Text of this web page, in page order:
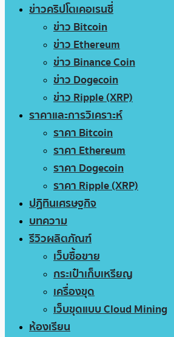
ข่าวคริปโตเคอเรนซี่
ข่าว Bitcoin
ข่าว Ethereum
ข่าว Binance Coin
ข่าว Dogecoin
ข่าว Ripple (XRP)
ราคาและการวิเคราะห์
ราคา Bitcoin
ราคา Ethereum
ราคา Dogecoin
ราคา Ripple (XRP)
ปฏิทินเศรษฐกิจ
บทความ
รีวิวผลิตภัณฑ์
เว็บซื้อขาย
กระเป๋าเก็บเหรียญ
เครื่องขุด
เว็บขุดแบบ Cloud Mining
ห้องเรียน